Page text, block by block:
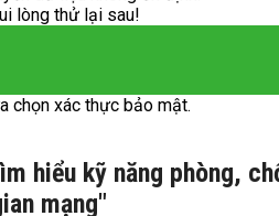
lòng thử lại sau!
chọn xác thực bảo mật.
hiểu kỹ năng phòng,
mạng"